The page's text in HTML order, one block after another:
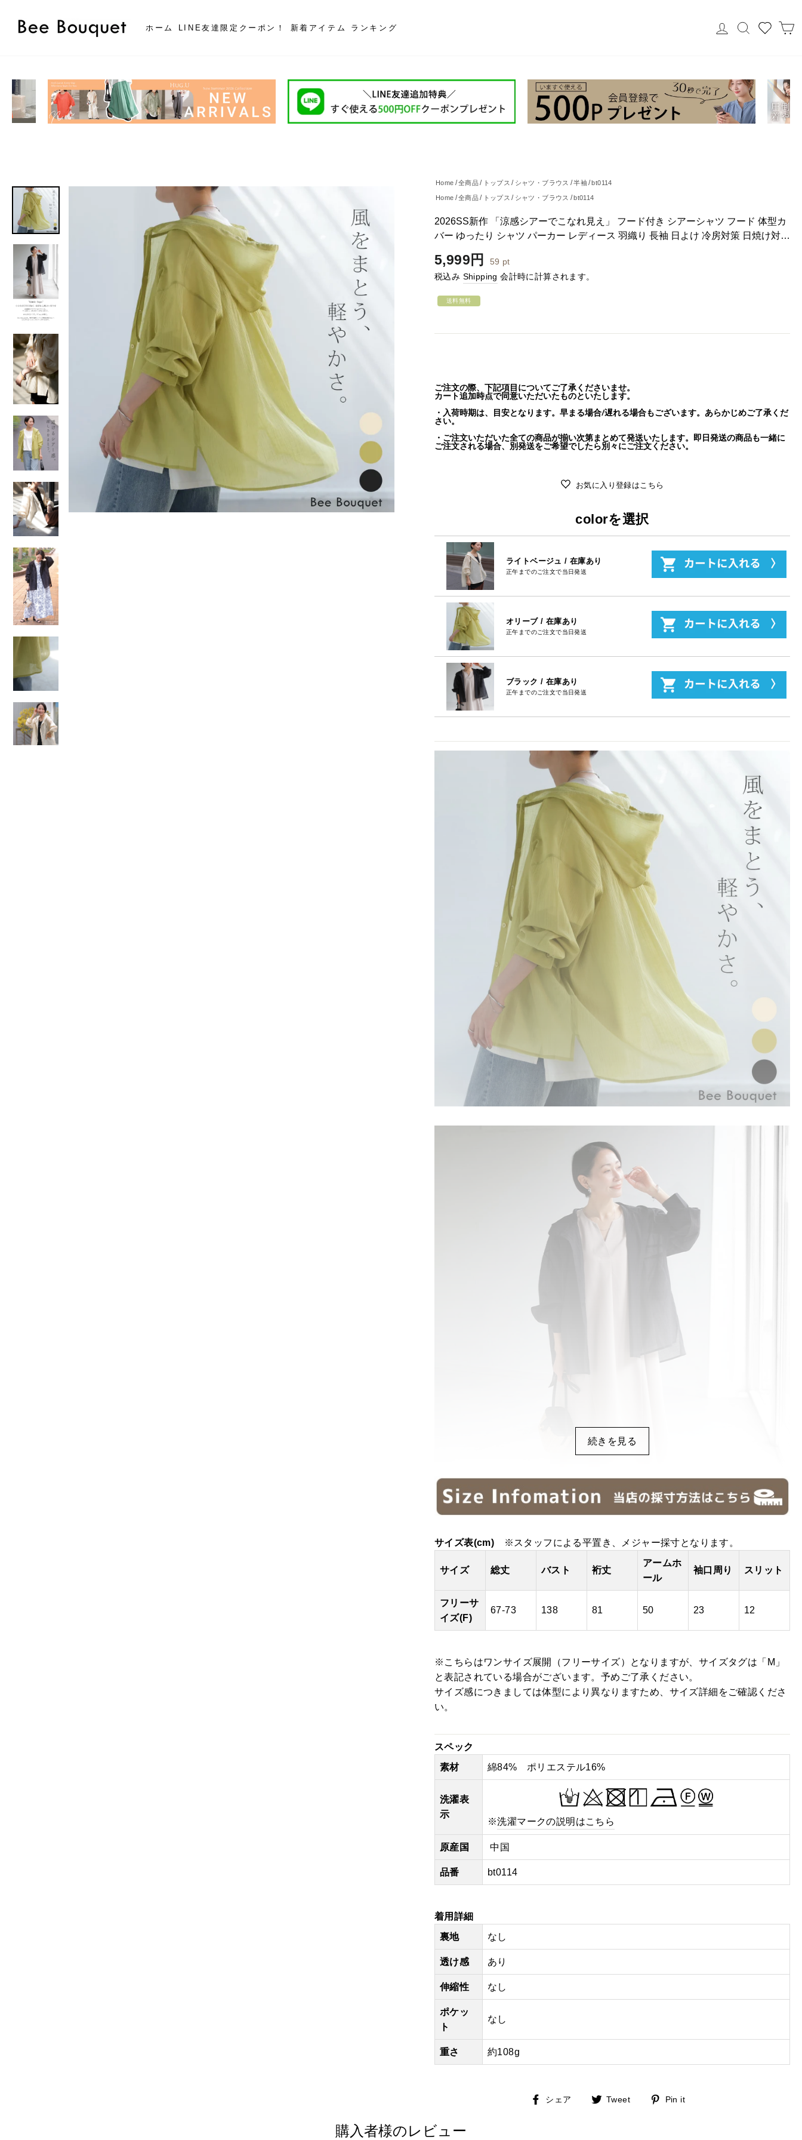
ホーム LINE友達限定クーポン！ 新着アイテム ランキング ログイン
検索
Home 全商品 トップス シャツ・ブラウス bt0114
Home 全商品 トップス シャツ・ブラウス 半袖 bt0114
2026SS新作 「涼感シアーでこなれ見え」 フード付き シアーシャツ フード 体型カ
バー ゆったり シャツ パーカー レディース 羽織り 長袖 日よけ 冷房対策 日焼け対策
通
常
5,999円 59 pt
税込み Shipping 会計時に計算されます。
送料無料
ご注文の際、下記項目についてご了承くださいませ。
カート追加時点で同意いただいたものといたします。
・入荷時期は、目安となります。早まる場合/遅れる場合もございます。あらかじめご了承くだ
さい。
・ご注文いただいた全ての商品が揃い次第まとめて発送いたします。即日発送の商品も一緒に
ご注文される場合、別発送をご希望でしたら別々にご注文ください。
お気に入り登録はこちら
colorを選択
ライトベージュ / 在庫あり
正午までのご注文で当日発送
オリーブ / 在庫あり
正午までのご注文で当日発送
ブラック / 在庫あり
正午までのご注文で当日発送
続きを見る
サイズ表(cm) ※スタッフによる平置き、メジャー採寸となります。
サイズ 総丈 バスト 裄丈
アームホ
ール
袖口周り スリット
フリーサ
イズ(F)
67-73 138 81 50 23 12
※こちらはワンサイズ展開（フリーサイズ）となりますが、サイズタグは「M」
と表記されている場合がございます。予めご了承ください。
サイズ感につきましては体型により異なりますため、サイズ詳細をご確認くださ
い。
スペック
素材
綿84% ポリエステル16%
洗濯表
示
※洗濯マークの説明はこちら
原産国 中国
品番 bt0114
着用詳細
裏地
なし
透け感 あり
伸縮性 なし
ポケッ
ト
なし
重さ 約108g
シェア
Facebook
Tweet
TwitterPin it
購入者様のレビュー